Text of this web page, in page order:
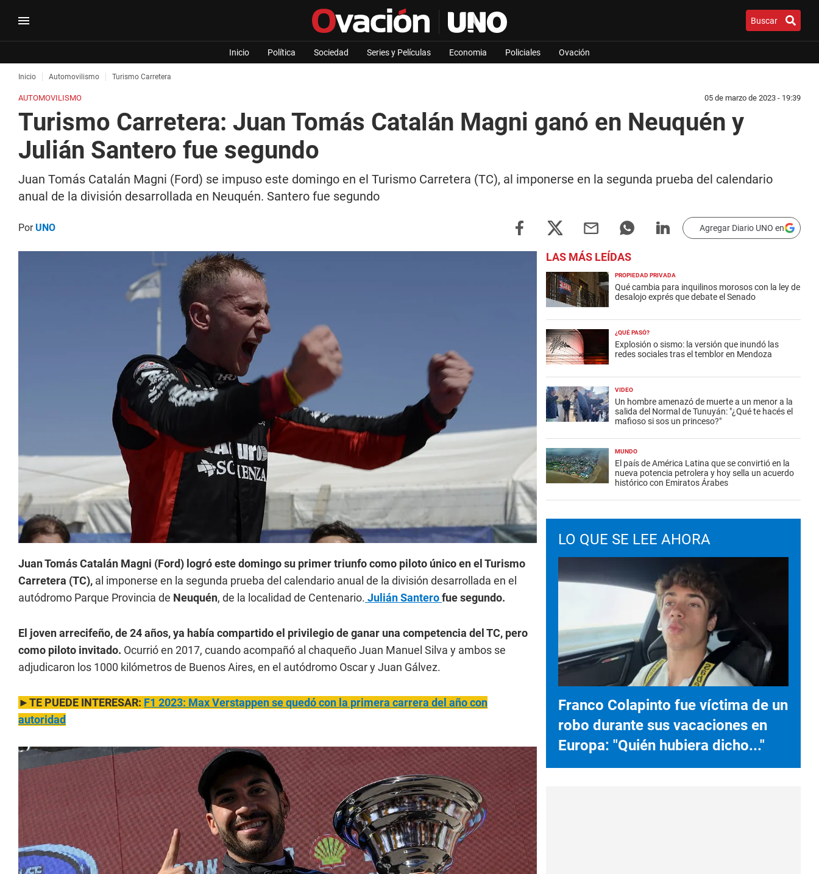
Buscar
Inicio Política Sociedad Series y Películas Economia Policiales Ovación
Inicio Automovilismo Turismo Carretera
AUTOMOVILISMO 05 de marzo de 2023 - 19:39
Turismo Carretera: Juan Tomás Catalán Magni ganó en Neuquén y
Julián Santero fue segundo
Juan Tomás Catalán Magni (Ford) se impuso este domingo en el Turismo Carretera (TC), al imponerse en la segunda prueba del calendario
anual de la división desarrollada en Neuquén. Santero fue segundo
PorUNO Agregar Diario UNO en
Juan Tomás Catalán Magni (Ford) logró este domingo su primer triunfo como piloto único en el Turismo
Carretera (TC), al imponerse en la segunda prueba del calendario anual de la división desarrollada en el
autódromo Parque Provincia de Neuquén, de la localidad de Centenario. Julián Santerofue segundo.
El joven arrecifeño, de 24 años, ya había compartido el privilegio de ganar una competencia del TC, pero
como piloto invitado. Ocurrió en 2017, cuando acompañó al chaqueño Juan Manuel Silva y ambos se
adjudicaron los 1000 kilómetros de Buenos Aires, en el autódromo Oscar y Juan Gálvez.
►TE PUEDE INTERESAR: F1 2023: Max Verstappen se quedó con la primera carrera del año con
autoridad
LAS MÁS LEÍDAS
PROPIEDAD PRIVADA
Qué cambia para inquilinos morosos con la ley de
desalojo exprés que debate el Senado
¿QUÉ PASÓ?
Explosión o sismo: la versión que inundó las
redes sociales tras el temblor en Mendoza
VIDEO
Un hombre amenazó de muerte a un menor a la
salida del Normal de Tunuyán: "¿Qué te hacés el
mafioso si sos un princeso?"
MUNDO
El país de América Latina que se convirtió en la
nueva potencia petrolera y hoy sella un acuerdo
histórico con Emiratos Árabes
LO QUE SE LEE AHORA
Franco Colapinto fue víctima de un
robo durante sus vacaciones en
Europa: "Quién hubiera dicho..."